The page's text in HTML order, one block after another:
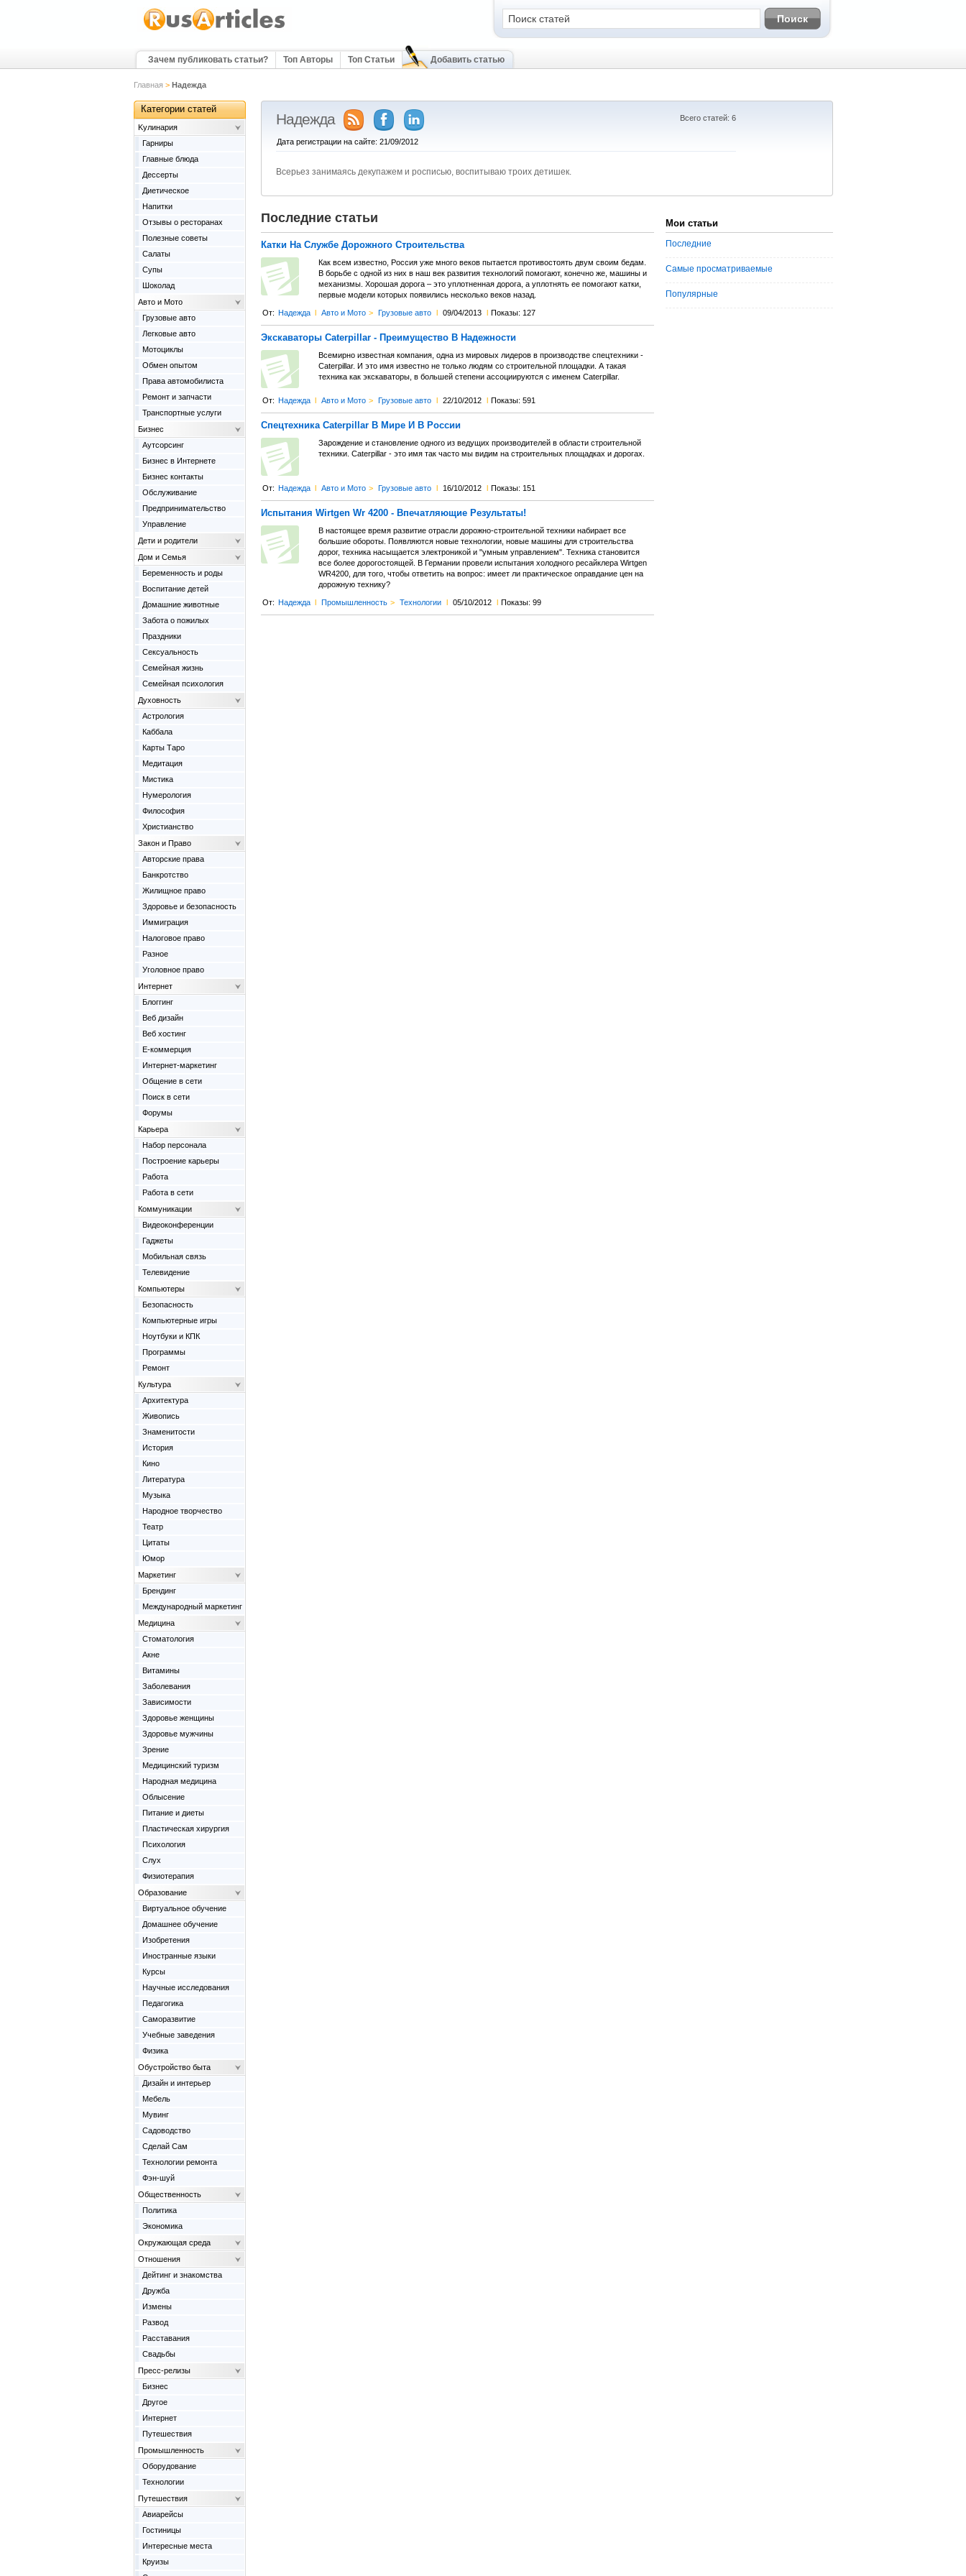
Зачем публиковать статьи? Топ Авторы Топ Статьи Добавить статью
Главная > Надежда
Надежда Всего статей: 6
Дата регистрации на сайте: 21/09/2012
Всерьез занимаясь декупажем и росписью, воспитываю троих детишек.
Последние статьи
Катки На Службе Дорожного Строительства
Как всем известно, Россия уже много веков пытается противостоять двум своим бедам.
В борьбе с одной из них в наш век развития технологий помогают, конечно же, машины и
механизмы. Хорошая дорога – это уплотненная дорога, а уплотнять ее помогают катки,
первые модели которых появились несколько веков назад.
От: Надежда l Авто и Мото > Грузовые авто l 09/04/2013 l Показы: 127
Экскаваторы Caterpillar - Преимущество В Надежности
Всемирно известная компания, одна из мировых лидеров в производстве спецтехники -
Caterpillar. И это имя известно не только людям со строительной площадки. А такая
техника как экскаваторы, в большей степени ассоциируются с именем Caterpillar.
От: Надежда l Авто и Мото > Грузовые авто l 22/10/2012 l Показы: 591
Спецтехника Caterpillar В Мире И В России
Зарождение и становление одного из ведущих производителей в области строительной
техники. Caterpillar - это имя так часто мы видим на строительных площадках и дорогах.
От: Надежда l Авто и Мото > Грузовые авто l 16/10/2012 l Показы: 151
Испытания Wirtgen Wr 4200 - Впечатляющие Результаты!
В настоящее время развитие отрасли дорожно-строительной техники набирает все
большие обороты. Появляются новые технологии, новые машины для строительства
дорог, техника насыщается электроникой и "умным управлением". Техника становится
все более дорогостоящей. В Германии провели испытания холодного ресайклера Wirtgen
WR4200, для того, чтобы ответить на вопрос: имеет ли практическое оправдание цен на
дорожную технику?
От: Надежда l Промышленность > Технологии l 05/10/2012 l Показы: 99
Мои статьи
Последние
Самые просматриваемые
Популярные
Категории статей
Kулинария
Гарниры
Главные блюда
Дессерты
Диетическое
Напитки
Отзывы о ресторанах
Полезные советы
Салаты
Супы
Шоколад
Авто и Мото
Грузовые авто
Легковые авто
Мотоциклы
Обмен опытом
Права автомобилиста
Ремонт и запчасти
Транспортные услуги
Бизнес
Аутсорсинг
Бизнес в Интернете
Бизнес контакты
Обслуживание
Предпринимательство
Управление
Дети и родители
Дом и Семья
Беременность и роды
Воспитание детей
Домашние животные
Забота о пожилых
Праздники
Сексуальность
Семейная жизнь
Семейная психология
Духовность
Астрология
Каббала
Карты Таро
Медитация
Мистика
Нумерология
Философия
Христианство
Закон и Право
Авторские права
Банкротство
Жилищное право
Здоровье и безопасность
Иммиграция
Налоговое право
Разное
Уголовное право
Интернет
Блоггинг
Веб дизайн
Веб хостинг
Е-коммерция
Интернет-маркетинг
Общение в сети
Поиск в сети
Форумы
Карьера
Набор персонала
Построение карьеры
Работа
Работа в сети
Коммуникации
Видеоконференции
Гаджеты
Мобильная связь
Телевидение
Компьютеры
Безопасность
Компьютерные игры
Ноутбуки и КПК
Программы
Ремонт
Культура
Архитектура
Живопись
Знаменитости
История
Кино
Литература
Музыка
Народное творчество
Театр
Цитаты
Юмор
Маркетинг
Брендинг
Международный маркетинг
Медицина
Cтоматология
Акне
Витамины
Заболевания
Зависимости
Здоровье женщины
Здоровье мужчины
Зрение
Медицинский туризм
Народная медицина
Облысение
Питание и диеты
Пластическая хирургия
Психология
Слух
Физиотерапия
Образование
Виртуальное обучение
Домашнее обучение
Изобретения
Иностранные языки
Курсы
Научные исследования
Педагогика
Саморазвитие
Учебные заведения
Физика
Обустройство быта
Дизайн и интерьер
Мебель
Мувинг
Садоводство
Сделай Сам
Технологии ремонта
Фэн-шуй
Общественность
Политика
Экономика
Окружающая среда
Отношения
Дейтинг и знакомства
Дружба
Измены
Развод
Расставания
Свадьбы
Пресс-релизы
Бизнес
Другое
Интернет
Путешествия
Промышленность
Оборудование
Технологии
Путешествия
Авиарейсы
Гостиницы
Интересные места
Круизы